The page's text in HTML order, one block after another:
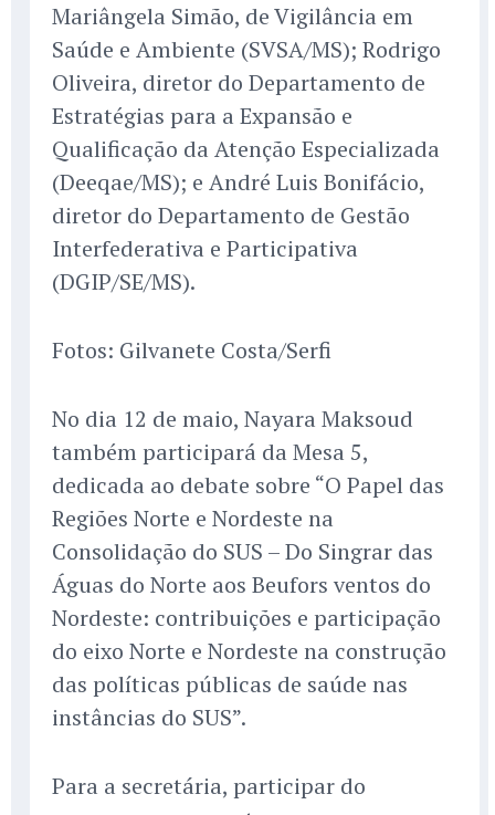
Mariângela Simão, de Vigilância em
Saúde e Ambiente (SVSA/MS); Rodrigo
Oliveira, diretor do Departamento de
Estratégias para a Expansão e
Qualificação da Atenção Especializada
(Deeqae/MS); e André Luis Bonifácio,
diretor do Departamento de Gestão
Interfederativa e Participativa
(DGIP/SE/MS).
Fotos: Gilvanete Costa/Serfi
No dia 12 de maio, Nayara Maksoud
também participará da Mesa 5,
dedicada ao debate sobre “O Papel das
Regiões Norte e Nordeste na
Consolidação do SUS – Do Singrar das
Águas do Norte aos Beufors ventos do
Nordeste: contribuições e participação
do eixo Norte e Nordeste na construção
das políticas públicas de saúde nas
instâncias do SUS”.
Para a secretária, participar do